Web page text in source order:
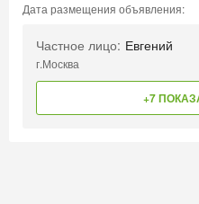
Дата размещения объявления:
Частное лицо: Евгений
г.Москва
+7